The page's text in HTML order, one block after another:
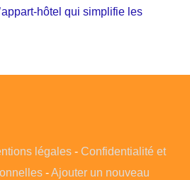
hôtel qui simplifie les
légales- Confidentialité et
-Ajouter un nouveau